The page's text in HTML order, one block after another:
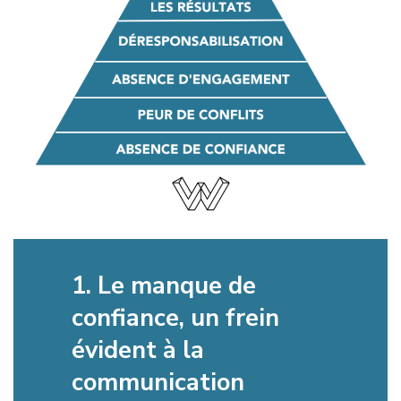
1. Le manque de
confiance, un frein
évident à la
communication